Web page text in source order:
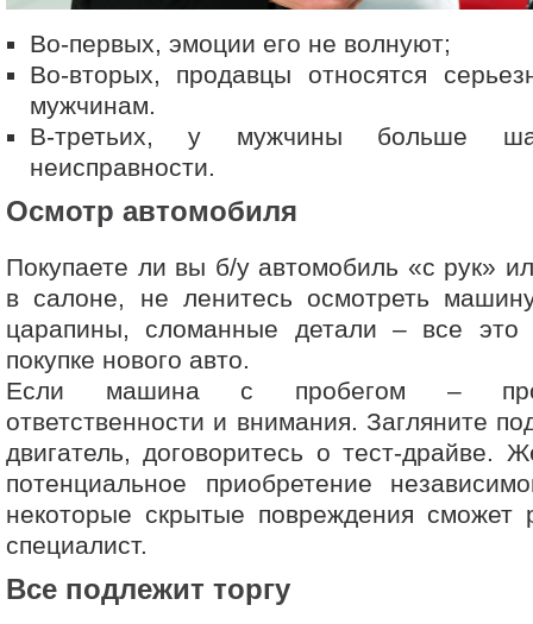
Во-первых, эмоции его не волнуют;
Во-вторых, продавцы относятся
мужчинам.
В-третьих, у мужчины больше
неисправности.
Осмотр автомобиля
Покупаете ли вы б/у автомобиль «с рук»
в салоне, не ленитесь осмотреть
царапины, сломанные детали – все
покупке нового авто.
Если машина с пробегом –
ответственности и внимания. Загляните
двигатель, договоритесь о тест-драйве.
потенциальное приобретение
некоторые скрытые повреждения сможет
специалист.
Все подлежит торгу